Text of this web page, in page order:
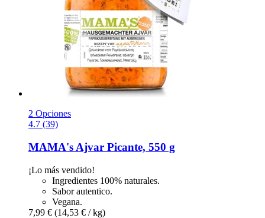
2 Opciones
4.7 (39)
MAMA's Ajvar Picante, 550 g
¡Lo más vendido!
Ingredientes 100% naturales.
Sabor autentico.
Vegana.
7,99 € (14,53 € / kg)